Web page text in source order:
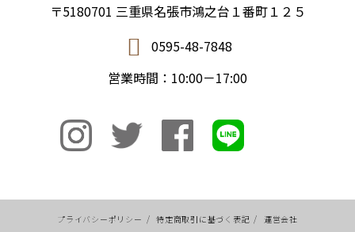
〒5180701 三重県名張市鴻之台１番町１２５
0595-48-7848
営業時間：10:00－17:00
プライバシーポリシー / 特定商取引に基づく表記 / 運営会社